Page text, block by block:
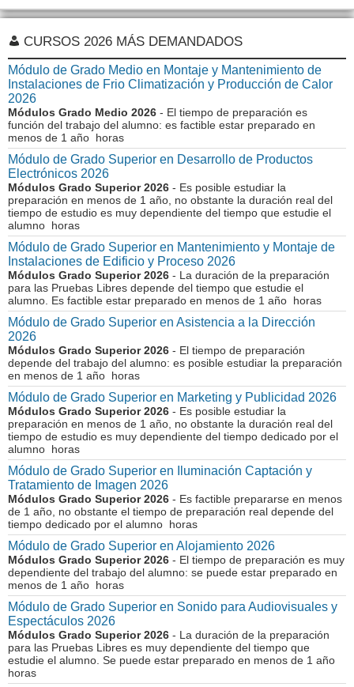
CURSOS 2026 MÁS DEMANDADOS
Módulo de Grado Medio en Montaje y Mantenimiento de
Instalaciones de Frio Climatización y Producción de Calor
2026
Módulos Grado Medio 2026 - El tiempo de preparación es
función del trabajo del alumno: es factible estar preparado en
menos de 1 año horas
Módulo de Grado Superior en Desarrollo de Productos
Electrónicos 2026
Módulos Grado Superior 2026 - Es posible estudiar la
preparación en menos de 1 año, no obstante la duración real del
tiempo de estudio es muy dependiente del tiempo que estudie el
alumno horas
Módulo de Grado Superior en Mantenimiento y Montaje de
Instalaciones de Edificio y Proceso 2026
Módulos Grado Superior 2026 - La duración de la preparación
para las Pruebas Libres depende del tiempo que estudie el
alumno. Es factible estar preparado en menos de 1 año horas
Módulo de Grado Superior en Asistencia a la Dirección
2026
Módulos Grado Superior 2026 - El tiempo de preparación
depende del trabajo del alumno: es posible estudiar la preparación
en menos de 1 año horas
Módulo de Grado Superior en Marketing y Publicidad 2026
Módulos Grado Superior 2026 - Es posible estudiar la
preparación en menos de 1 año, no obstante la duración real del
tiempo de estudio es muy dependiente del tiempo dedicado por el
alumno horas
Módulo de Grado Superior en Iluminación Captación y
Tratamiento de Imagen 2026
Módulos Grado Superior 2026 - Es factible prepararse en menos
de 1 año, no obstante el tiempo de preparación real depende del
tiempo dedicado por el alumno horas
Módulo de Grado Superior en Alojamiento 2026
Módulos Grado Superior 2026 - El tiempo de preparación es muy
dependiente del trabajo del alumno: se puede estar preparado en
menos de 1 año horas
Módulo de Grado Superior en Sonido para Audiovisuales y
Espectáculos 2026
Módulos Grado Superior 2026 - La duración de la preparación
para las Pruebas Libres es muy dependiente del tiempo que
estudie el alumno. Se puede estar preparado en menos de 1 año
horas